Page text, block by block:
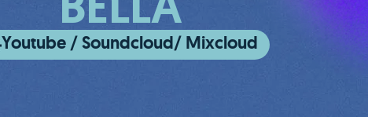
Youtube / Soundcloud/ Mixcloud